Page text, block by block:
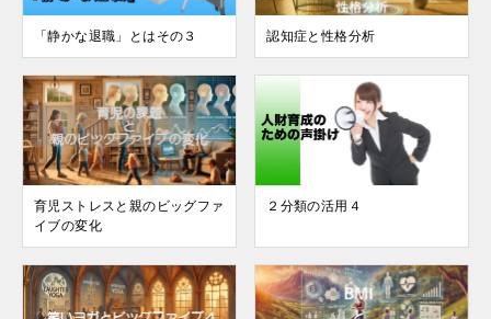
「静かな退職」とはその３ 認知症と性格分析
育児ストレスと親のビッグファ
イブの変化
２分類の活用４